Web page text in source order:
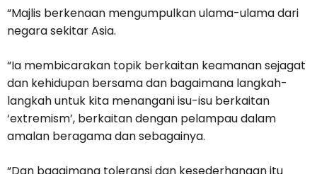
“Majlis berkenaan mengumpulkan ulama-ulama dari
negara sekitar Asia.
“Ia membicarakan topik berkaitan keamanan sejagat
dan kehidupan bersama dan bagaimana langkah-
langkah untuk kita menangani isu-isu berkaitan
‘extremism’, berkaitan dengan pelampau dalam
amalan beragama dan sebagainya.